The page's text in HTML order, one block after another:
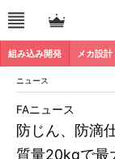
組み込み開発 メカ設計
ニュース
防じん、防滴
質量20kgで最
FAニュース